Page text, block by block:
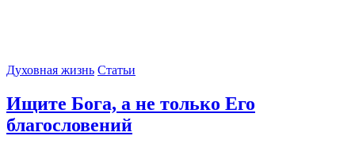
Духовная жизнь Статьи
Ищите Бога, а не только Его
благословений